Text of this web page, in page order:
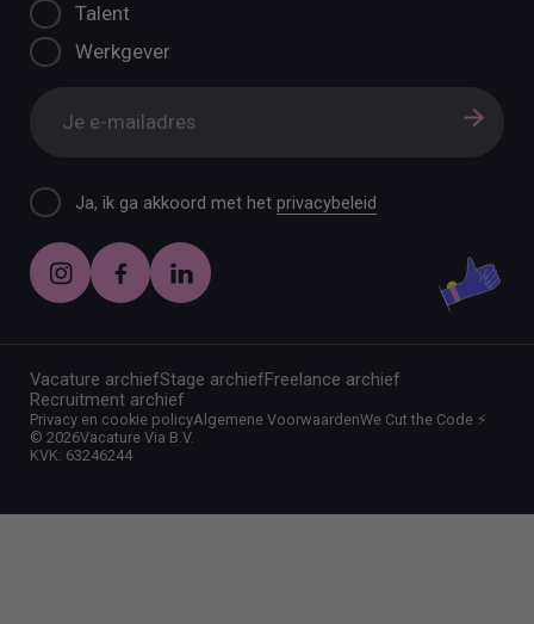
Talent
Werkgever
Ja, ik ga akkoord met hetprivacybeleid
Vacature archiefStage archiefFreelance archief
Recruitment archief
©2026Vacature Via B.V.
KVK: 63246244
Privacy en cookie policyAlgemene VoorwaardenWe Cut the Code ⚡️